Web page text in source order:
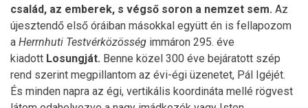
család, az emberek, s végső soron a nemzet sem. Az
újesztendő első óráiban másokkal együtt én is fellapozom
a Herrnhuti Testvérközösség immáron 295. éve
kiadott Losungját. Benne közel 300 éve bejáratott szép
rend szerint megpillantom az évi-égi üzenetet, Pál Igéjét.
És minden napra az égi, vertikális koordináta mellé rögvest